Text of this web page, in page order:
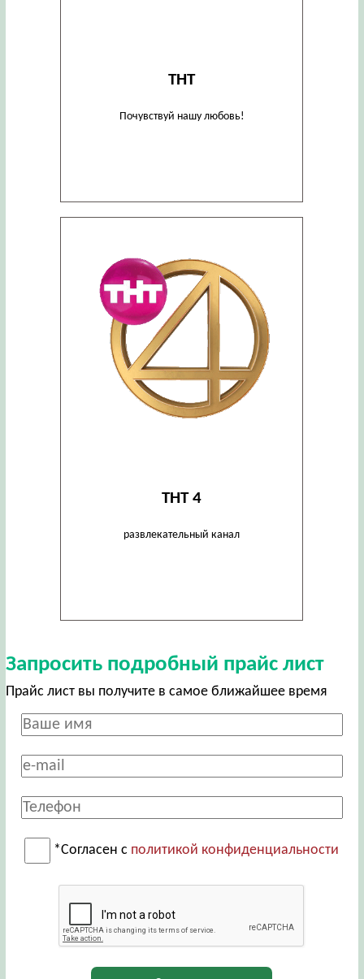
ТНТ
Почувствуй нашу любовь!
ТНТ 4
развлекательный канал
Запросить подробный прайс лист
Прайс лист вы получите в самое ближайшее время
*Согласен с политикой конфиденциальности